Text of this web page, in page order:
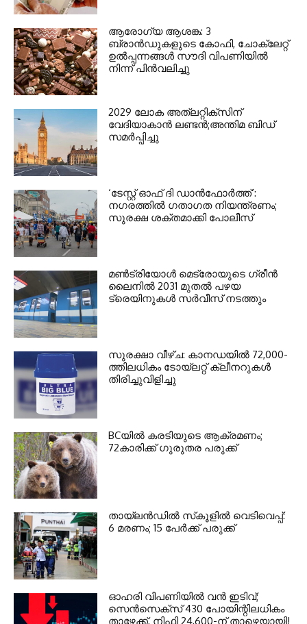
ആരോഗ്യ ആശങ്ക: 3
ബ്രാൻഡുകളുടെ കോഫി, ചോക്ലേറ്റ്
ഉൽപ്പന്നങ്ങൾ സൗദി വിപണിയിൽ
നിന്ന് പിൻവലിച്ചു
2029 ലോക അത്ലറ്റിക്സിന്
വേദിയാകാന്‍ ലണ്ടന്‍;അന്തിമ ബിഡ്
സമര്‍പ്പിച്ചു
‘ടേസ്റ്റ് ഓഫ് ദി ഡാന്‍ഫോര്‍ത്ത്’:
നഗരത്തില്‍ ഗതാഗത നിയന്ത്രണം;
സുരക്ഷ ശക്തമാക്കി പോലീസ്
മണ്‍ട്രിയോള്‍ മെട്രോയുടെ ഗ്രീന്‍
ലൈനില്‍ 2031 മുതല്‍ പഴയ
ട്രെയിനുകള്‍ സര്‍വീസ് നടത്തും
സുരക്ഷാ വീഴ്ച: കാനഡയില്‍ 72,000-
ത്തിലധികം ടോയ്ലറ്റ് ക്ലീനറുകള്‍
തിരിച്ചുവിളിച്ചു
BCയില്‍ കരടിയുടെ ആക്രമണം;
72കാരിക്ക് ഗുരുതര പരുക്ക്
തായ്‌ലന്‍ഡില്‍ സ്‌കൂളില്‍ വെടിവെപ്പ്:
6 മരണം; 15 പേര്‍ക്ക് പരുക്ക്
ഓഹരി വിപണിയില്‍ വന്‍ ഇടിവ്;
സെന്‍സെക്‌സ് 430 പോയിന്റിലധികം
താഴേക്ക്, നിഫ്റ്റി 24,600-ന് താഴെയായി!